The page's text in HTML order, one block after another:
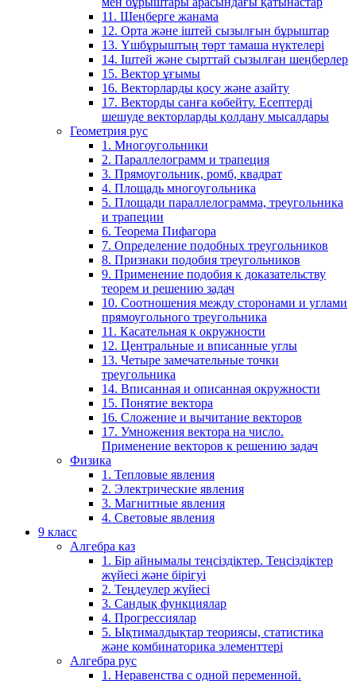
11. Шеңберге жанама
12. Орта және іштей сызылғын бұрыштар
13. Үшбұрыштың төрт тамаша нүктелері
14. Іштей және сырттай сызылған шеңберлер
15. Вектор ұғымы
16. Векторларды қосу және азайту
17. Векторды санға көбейту. Есептерді
шешуде векторларды қолдану мысалдары
Геометрия рус
1. Многоугольники
2. Параллелограмм и трапеция
3. Прямоугольник, ромб, квадрат
4. Площадь многоугольника
5. Площади параллелограмма, треугольника
и трапеции
6. Теорема Пифагора
7. Определение подобных треугольников
8. Признаки подобия треугольников
9. Применение подобия к доказательству
теорем и решению задач
10. Соотношения между сторонами и углами
прямоугольного треугольника
11. Касательная к окружности
12. Центральные и вписанные углы
13. Четыре замечательные точки
треугольника
14. Вписанная и описанная окружности
15. Понятие вектора
16. Сложение и вычитание векторов
17. Умножения вектора на число.
Применение векторов к решению задач
Физика
1. Тепловые явления
2. Электрические явления
3. Магнитные явления
4. Световые явления
9 класс
Алгебра каз
1. Бір айнымалы теңсіздіктер. Теңсіздіктер
жүйесі және бірігуі
2. Теңдеулер жүйесі
3. Сандық функциялар
4. Прогрессиялар
5. Ықтималдықтар теориясы, статистика
және комбинаторика элементтері
Алгебра рус
1. Неравенства с одной переменной.